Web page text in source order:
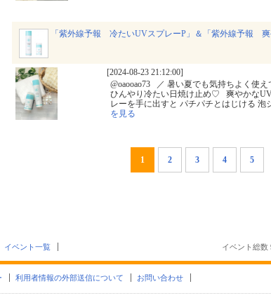
「紫外線予報 冷たいUVスプレーP」＆「紫外線予報 爽
[2024-08-23 21:12:00]
@oaooao73 ⁡ ⁡ ⁡／ 暑い夏でも気持ちよく使
ひんやり冷たい日焼け止め♡ ⁡ ⁡ 爽やかな
レーを手に出すと パチパチとはじける 泡
を見る
1 2 3 4 5
イベント一覧 イベント総数
利用者情報の外部送信について お問い合わせ